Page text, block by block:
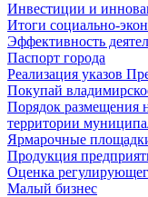
Инвестиции и
Итоги социально-
Эффективность
Паспорт города
Реализация указов
Покупай
Порядок размещения
территории
Ярмарочные
Продукция
Оценка
Малый бизнес